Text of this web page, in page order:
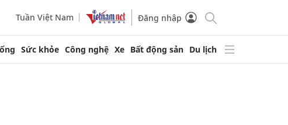
Tuần Việt Nam Đăng nhập
Sức khỏe Công nghệ Xe Bất động sản Du lịch